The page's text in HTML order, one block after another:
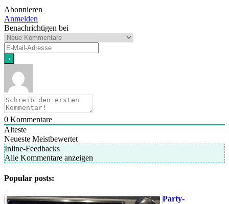
Abonnieren
Anmelden
Benachrichtigen bei
0 Kommentare
Älteste
Neueste Meistbewertet
Inline-Feedbacks
Alle Kommentare anzeigen
Popular posts:
Party-